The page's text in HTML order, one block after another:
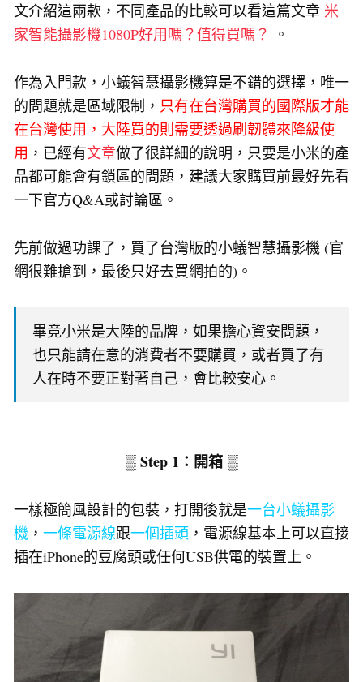
文介紹這兩款，不同產品的比較可以看這篇文章 米
家智能攝影機1080P好用嗎？值得買嗎？
。
作為入門款，小蟻智慧攝影機算是不錯的選擇，唯一
的問題就是區域限制， 只有在台灣購買的國際版才能
在台灣使用，大陸買的則需要透過刷韌體來降級使
用 ，已經有文章做了很詳細的說明，只要是小米的產
品都可能會有鎖區的問題，建議大家購買前最好先看
一下官方Q&A或討論區。
先前做過功課了，買了台灣版的小蟻智慧攝影機 (官
網很難搶到，最後只好去買網拍的)。
畢竟小米是大陸的品牌，如果擔心資安問題，
也只能請在意的消費者不要購買，或者買了有
人在時不要正對著自己，會比較安心。
▒ Step 1：開箱 ▒
一樣極簡風設計的包裝，打開後就是一台小蟻攝影
機 ， 一條電源線跟一個插頭 ，電源線基本上可以直接
插在iPhone的豆腐頭或任何USB供電的裝置上。